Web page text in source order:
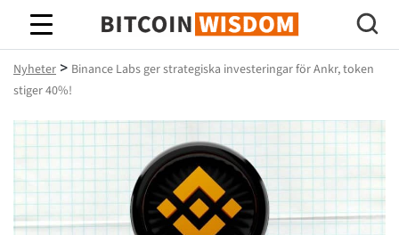
Bitcoin Wisdom
Nyheter > Binance Labs ger strategiska investeringar för Ankr, token
stiger 40%!